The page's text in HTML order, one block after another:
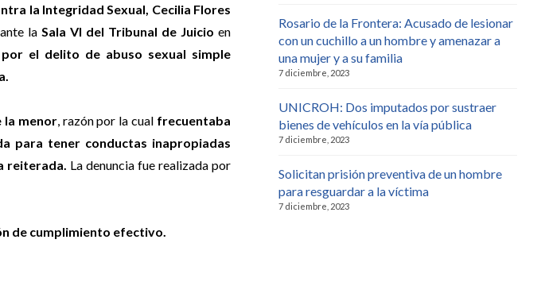
la Integridad Sexual, Cecilia Flores
la Sala VI del Tribunal de Juicio en
el delito de abuso sexual simple
la menor, razón por la cual frecuentaba
para tener conductas inapropiadas
reiterada. La denuncia fue realizada por
de cumplimiento efectivo.
Rosario de la Frontera: Acusado de lesionar
con un cuchillo a un hombre y amenazar a
una mujer y a su familia
7 diciembre, 2023
UNICROH: Dos imputados por sustraer
bienes de vehículos en la vía pública
7 diciembre, 2023
Solicitan prisión preventiva de un hombre
para resguardar a la víctima
7 diciembre, 2023